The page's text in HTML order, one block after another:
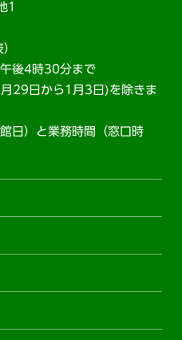
1
後4時30分まで
29日から1月3日)を除きま
日）と業務時間（窓口時